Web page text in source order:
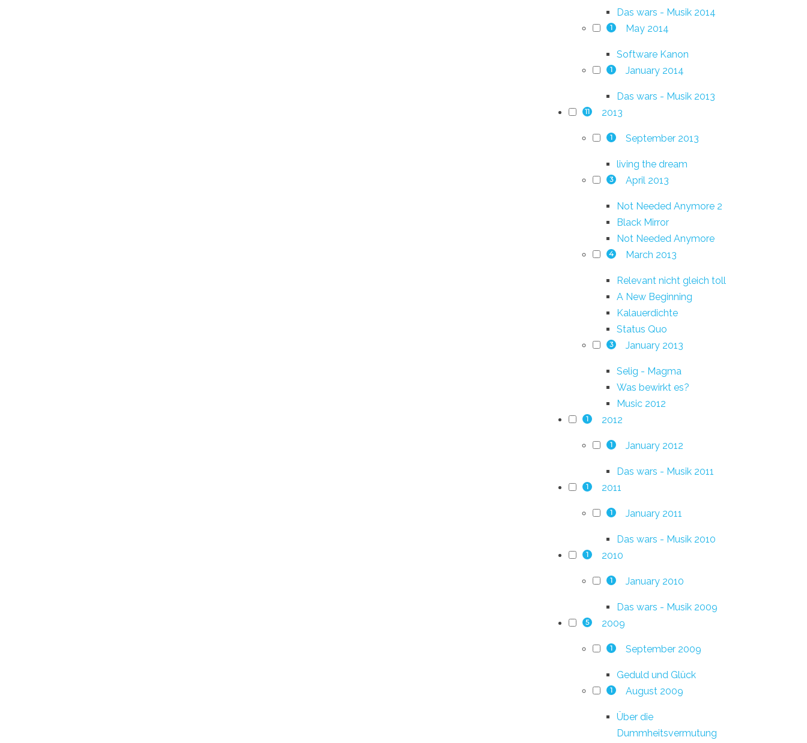
Das wars - Musik 2014
1 May 2014
Software Kanon
1 January 2014
Das wars - Musik 2013
11 2013
1 September 2013
living the dream
3 April 2013
Not Needed Anymore 2
Black Mirror
Not Needed Anymore
4 March 2013
Relevant nicht gleich toll
A New Beginning
Kalauerdichte
Status Quo
3 January 2013
Selig - Magma
Was bewirkt es?
Music 2012
1 2012
1 January 2012
Das wars - Musik 2011
1 2011
1 January 2011
Das wars - Musik 2010
1 2010
1 January 2010
Das wars - Musik 2009
5 2009
1 September 2009
Geduld und Glück
1 August 2009
Über die
Dummheitsvermutung